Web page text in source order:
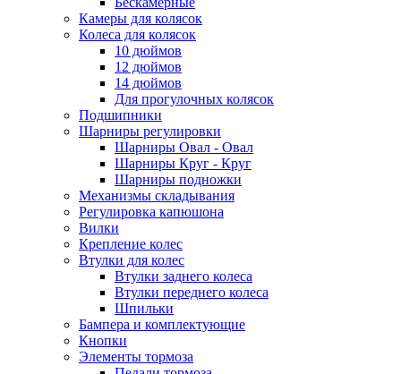
Камеры для колясок
Колеса для колясок
10 дюймов
12 дюймов
14 дюймов
Для прогулочных колясок
Подшипники
Шарниры регулировки
Шарниры Овал - Овал
Шарниры Круг - Круг
Шарниры подножки
Механизмы складывания
Регулировка капюшона
Вилки
Крепление колес
Втулки для колес
Втулки заднего колеса
Втулки переднего колеса
Шпильки
Бампера и комплектующие
Кнопки
Элементы тормоза